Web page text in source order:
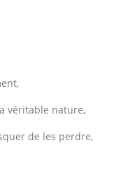
véritable nature,
de les perdre,